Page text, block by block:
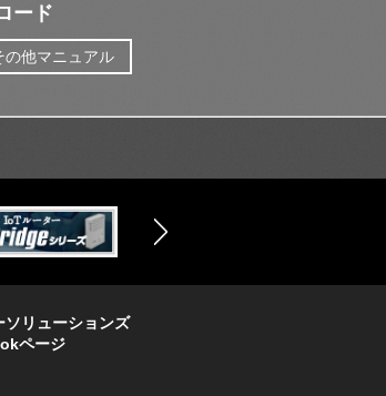
ード
の他マニュアル
ソリューションズ
ページ